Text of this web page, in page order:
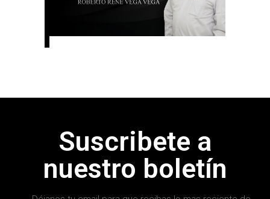
Suscribete a
nuestro boletín